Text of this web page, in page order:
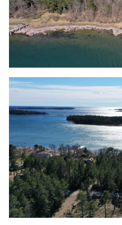
Köpare måste anlägga
gällande krav.
Strandområdet är
vistelsevänligt med lite
och strandlinjen har
Området ligger på ett
byggnadsrätten utgör
Byggnadsfrågor besvaras
frågor rörande kostnad
Elandelslag och
vatten fås från Lemlands
Lemlands kommun
Ålands Elandelslag
Övrigt